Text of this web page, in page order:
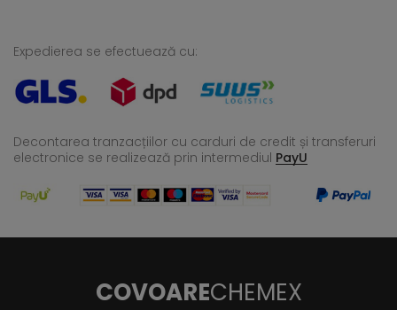
Expedierea se efectuează cu:
Decontarea tranzacțiilor cu carduri de credit și transferuri
electronice se realizează prin intermediul PayU
COVOARECHEMEX